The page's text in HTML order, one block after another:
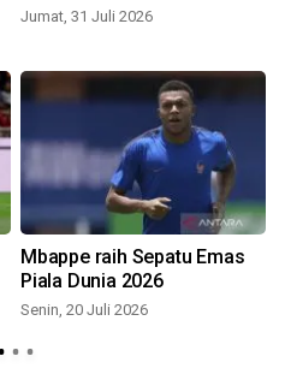
Jumat, 31 Juli 2026
Mbappe raih Sepatu Emas
Piala Dunia 2026
Senin, 20 Juli 2026